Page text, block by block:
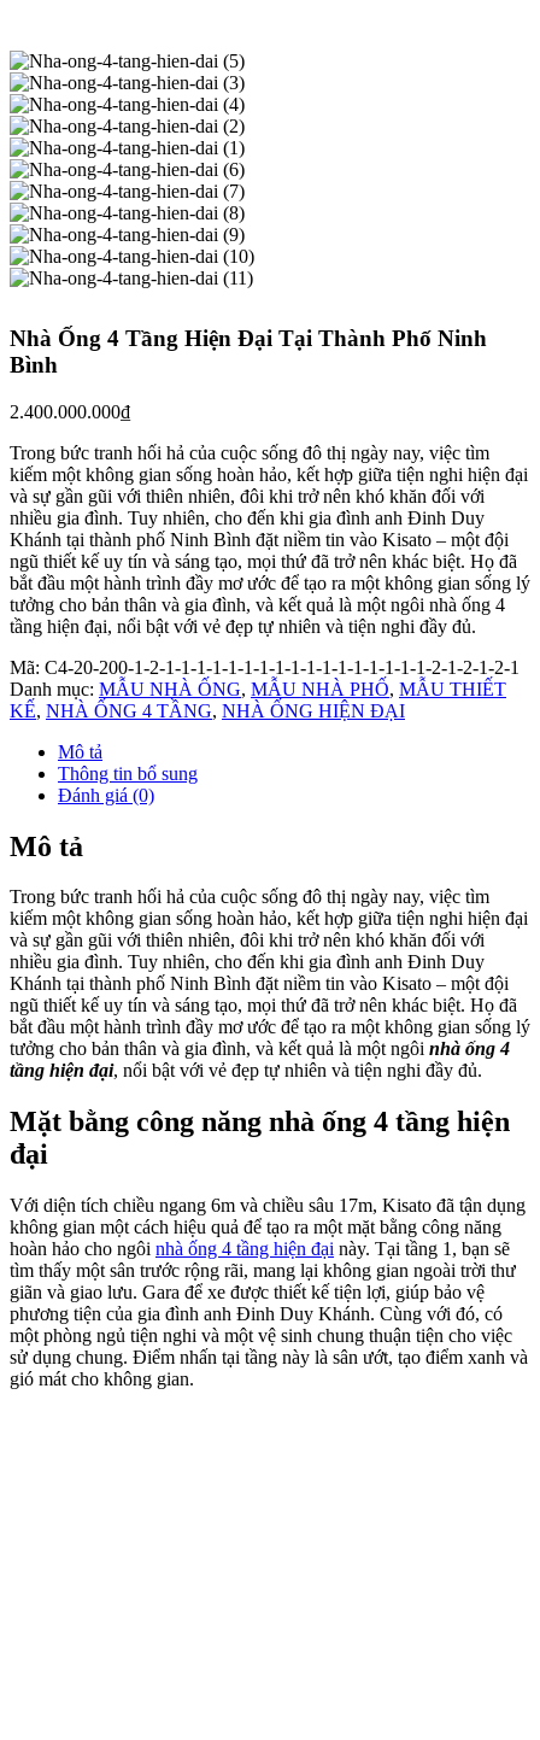
Nhà Ống 4 Tầng Hiện Đại Tại Thành Phố Ninh
Bình
2.400.000.000₫
Trong bức tranh hối hả của cuộc sống đô thị ngày nay, việc tìm
kiếm một không gian sống hoàn hảo, kết hợp giữa tiện nghi hiện đại
và sự gần gũi với thiên nhiên, đôi khi trở nên khó khăn đối với
nhiều gia đình. Tuy nhiên, cho đến khi gia đình anh Đinh Duy
Khánh tại thành phố Ninh Bình đặt niềm tin vào Kisato – một đội
ngũ thiết kế uy tín và sáng tạo, mọi thứ đã trở nên khác biệt. Họ đã
bắt đầu một hành trình đầy mơ ước để tạo ra một không gian sống lý
tưởng cho bản thân và gia đình, và kết quả là một ngôi nhà ống 4
tầng hiện đại, nổi bật với vẻ đẹp tự nhiên và tiện nghi đầy đủ.
Mã: C4-20-200-1-2-1-1-1-1-1-1-1-1-1-1-1-1-1-1-1-1-1-2-1-2-1-2-1
Danh mục: MẪU NHÀ ỐNG, MẪU NHÀ PHỐ, MẪU THIẾT
KẾ, NHÀ ỐNG 4 TẦNG, NHÀ ỐNG HIỆN ĐẠI
Mô tả
Thông tin bổ sung
Đánh giá (0)
Mô tả
Trong bức tranh hối hả của cuộc sống đô thị ngày nay, việc tìm
kiếm một không gian sống hoàn hảo, kết hợp giữa tiện nghi hiện đại
và sự gần gũi với thiên nhiên, đôi khi trở nên khó khăn đối với
nhiều gia đình. Tuy nhiên, cho đến khi gia đình anh Đinh Duy
Khánh tại thành phố Ninh Bình đặt niềm tin vào Kisato – một đội
ngũ thiết kế uy tín và sáng tạo, mọi thứ đã trở nên khác biệt. Họ đã
bắt đầu một hành trình đầy mơ ước để tạo ra một không gian sống lý
tưởng cho bản thân và gia đình, và kết quả là một ngôi nhà ống 4
tầng hiện đại, nổi bật với vẻ đẹp tự nhiên và tiện nghi đầy đủ.
Mặt bằng công năng nhà ống 4 tầng hiện
đại
Với diện tích chiều ngang 6m và chiều sâu 17m, Kisato đã tận dụng
không gian một cách hiệu quả để tạo ra một mặt bằng công năng
hoàn hảo cho ngôi nhà ống 4 tầng hiện đại này. Tại tầng 1, bạn sẽ
tìm thấy một sân trước rộng rãi, mang lại không gian ngoài trời thư
giãn và giao lưu. Gara để xe được thiết kế tiện lợi, giúp bảo vệ
phương tiện của gia đình anh Đinh Duy Khánh. Cùng với đó, có
một phòng ngủ tiện nghi và một vệ sinh chung thuận tiện cho việc
sử dụng chung. Điểm nhấn tại tầng này là sân ướt, tạo điểm xanh và
gió mát cho không gian.